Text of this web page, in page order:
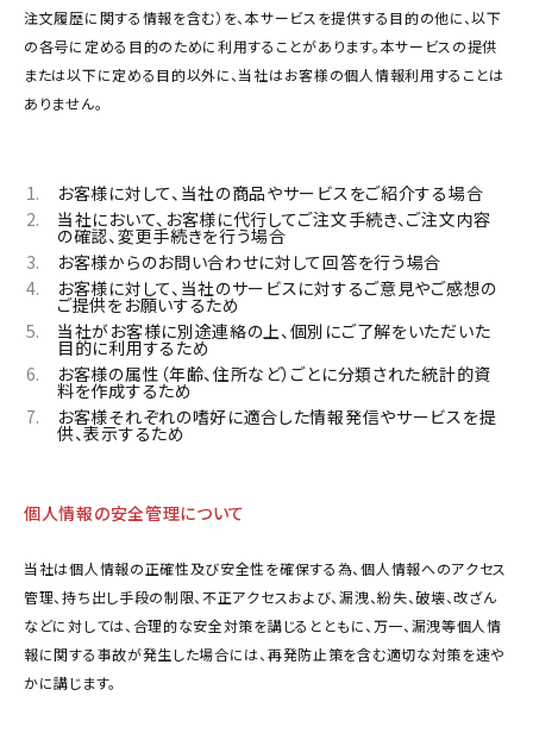
注文履歴に関する情報を含む）を、本サービスを提供する目的の他に、以下
の各号に定める目的のために利用することがあります。本サービスの提供
または以下に定める目的以外に、当社はお客様の個人情報利用することは
ありません。
お客様に対して、当社の商品やサービスをご紹介する場合
当社において、お客様に代行してご注文手続き、ご注文内容
の確認、変更手続きを行う場合
お客様からのお問い合わせに対して回答を行う場合
お客様に対して、当社のサービスに対するご意見やご感想の
ご提供をお願いするため
当社がお客様に別途連絡の上、個別にご了解をいただいた
目的に利用するため
お客様の属性（年齢、住所など）ごとに分類された統計的資
料を作成するため
お客様それぞれの嗜好に適合した情報発信やサービスを提
供、表示するため
個人情報の安全管理について
当社は個人情報の正確性及び安全性を確保する為、個人情報へのアクセス
管理、持ち出し手段の制限、不正アクセスおよび、漏洩、紛失、破壊、改ざん
などに対しては、合理的な安全対策を講じるとともに、万一、漏洩等個人情
報に関する事故が発生した場合には、再発防止策を含む適切な対策を速や
かに講じます。